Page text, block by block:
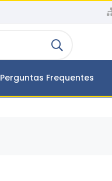
Perguntas Frequentes